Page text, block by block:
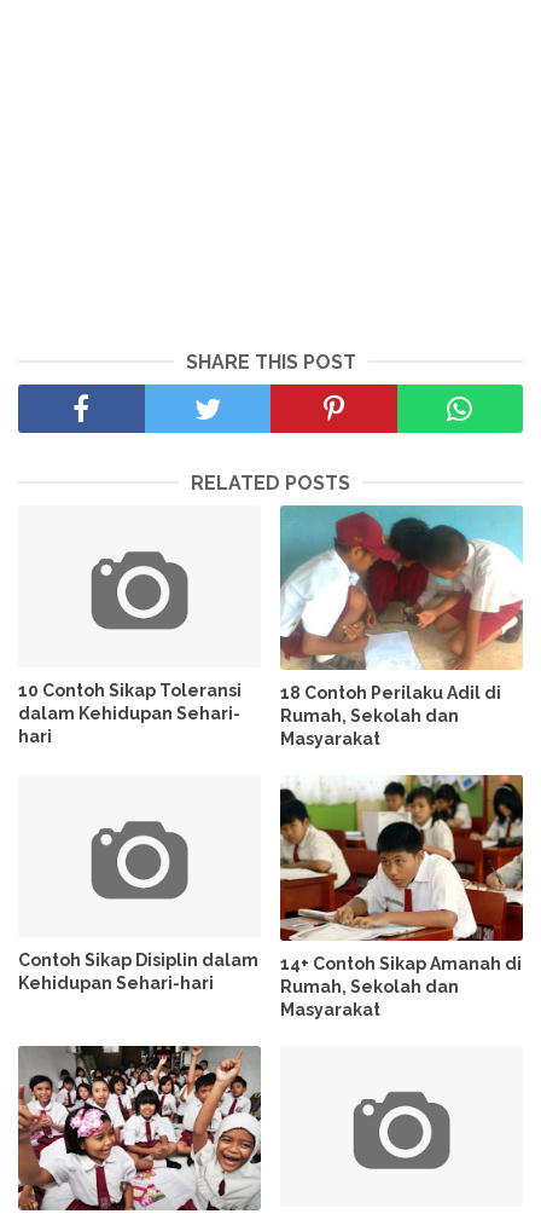
SHARE THIS POST
RELATED POSTS
10 Contoh Sikap Toleransi
dalam Kehidupan Sehari-
hari
18 Contoh Perilaku Adil di
Rumah, Sekolah dan
Masyarakat
Contoh Sikap Disiplin dalam
Kehidupan Sehari-hari
14+ Contoh Sikap Amanah di
Rumah, Sekolah dan
Masyarakat